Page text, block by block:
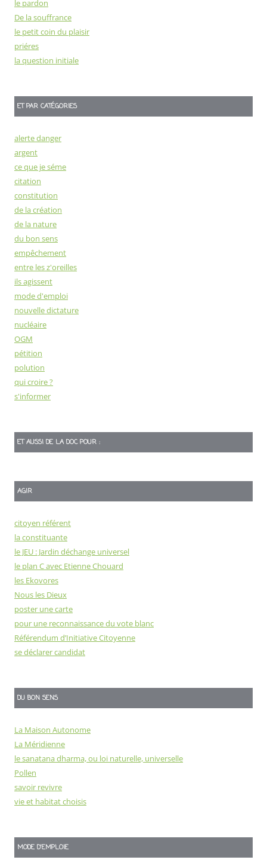
le pardon
De la souffrance
le petit coin du plaisir
priéres
la question initiale
ET PAR CATÉGORIES
alerte danger
argent
ce que je séme
citation
constitution
de la création
de la nature
du bon sens
empêchement
entre les z'oreilles
ils agissent
mode d'emploi
nouvelle dictature
nucléaire
OGM
pétition
polution
qui croire ?
s'informer
ET AUSSI DE LA DOC POUR :
AGIR
citoyen référent
la constituante
le JEU : Jardin déchange universel
le plan C avec Etienne Chouard
les Ekovores
Nous les Dieux
poster une carte
pour une reconnaissance du vote blanc
Référendum d’Initiative Citoyenne
se déclarer candidat
DU BON SENS
La Maison Autonome
La Méridienne
le sanatana dharma, ou loi naturelle, universelle
Pollen
savoir revivre
vie et habitat choisis
MODE D'EMPLOIE